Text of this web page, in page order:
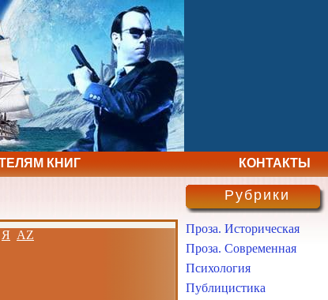
КНИГ КОНТАКТЫ
Я AZ
Рубрики
Проза. Историческая
Проза. Современная
Психология
Публицистика